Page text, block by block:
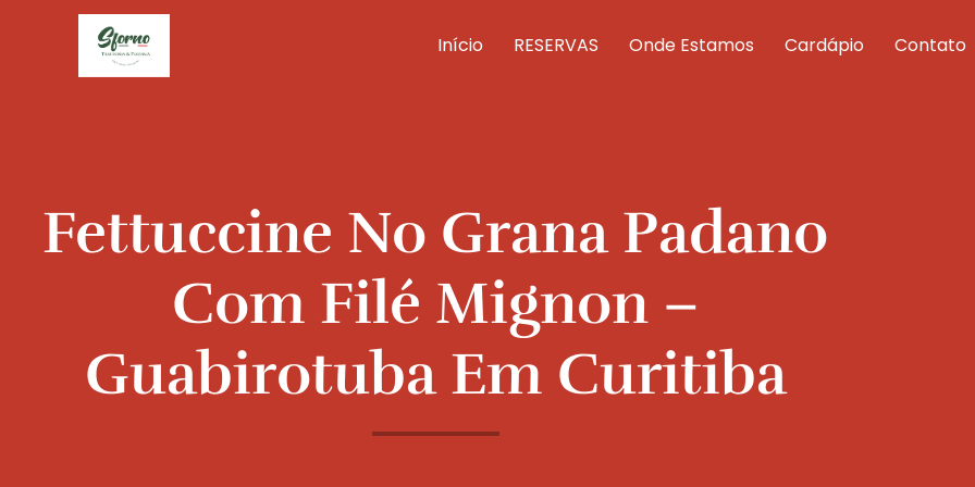
Início RESERVAS Onde Estamos Cardápio Contato
Fettuccine No Grana Padano
Com Filé Mignon –
Guabirotuba Em Curitiba